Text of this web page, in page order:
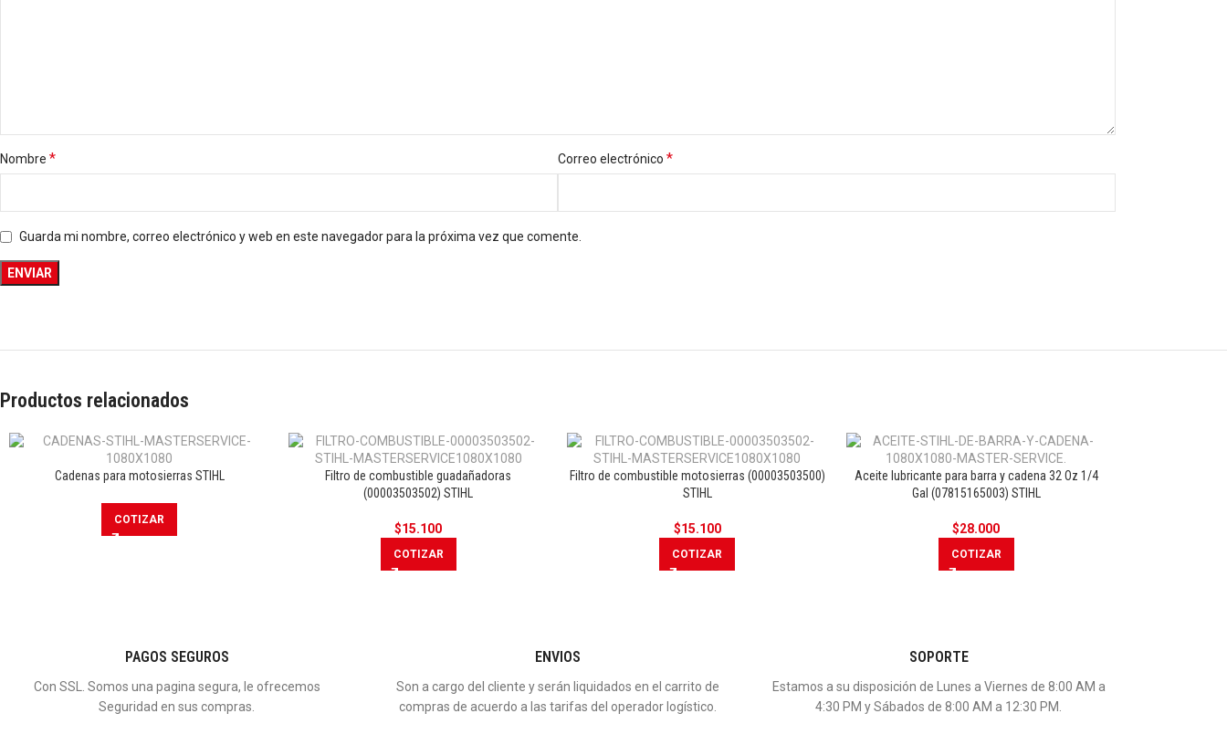
Nombre * Correo electrónico *
Guarda mi nombre, correo electrónico y web en este navegador para la próxima vez que comente.
Productos relacionados
Cadenas para motosierras STIHL
COTIZAR
Filtro de combustible guadañadoras
(00003503502) STIHL
$15.100
COTIZAR
Filtro de combustible motosierras (00003503500)
STIHL
$15.100
COTIZAR
Aceite lubricante para barra y cadena 32 Oz 1/4
Gal (07815165003) STIHL
$28.000
COTIZAR
PAGOS SEGUROS
Con SSL. Somos una pagina segura, le ofrecemos
Seguridad en sus compras.
ENVIOS
Son a cargo del cliente y serán liquidados en el carrito de
compras de acuerdo a las tarifas del operador logístico.
SOPORTE
Estamos a su disposición de Lunes a Viernes de 8:00 AM a
4:30 PM y Sábados de 8:00 AM a 12:30 PM.